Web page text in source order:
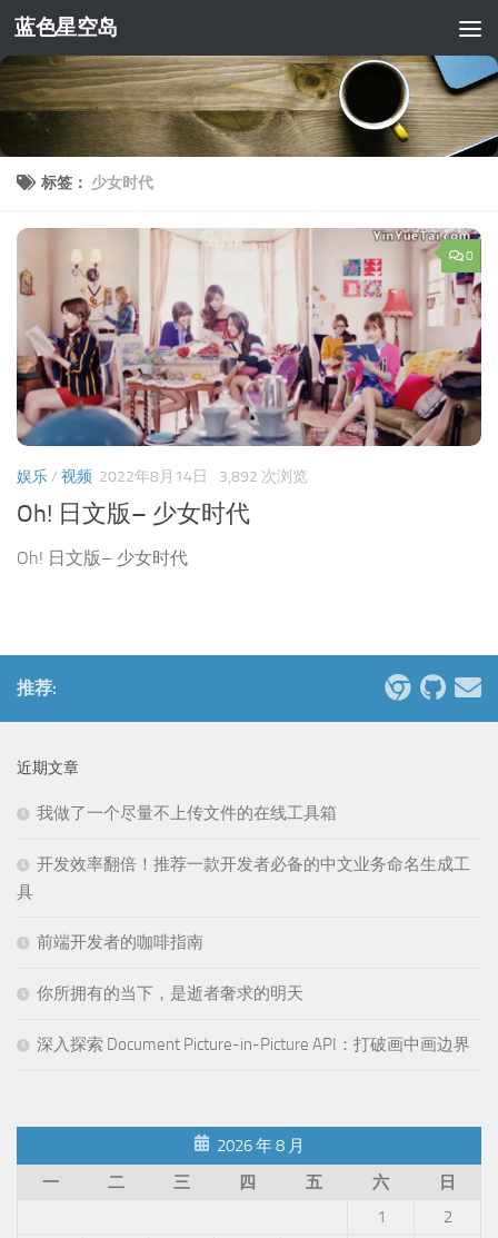
跳至内容
蓝色星空岛
标签： 少女时代
0
娱乐/ 视频 2022年8月14日 3,892 次浏览
Oh! 日文版– 少女时代
Oh! 日文版– 少女时代
推荐:
近期文章
我做了一个尽量不上传文件的在线工具箱
开发效率翻倍！推荐一款开发者必备的中文业务命名生成工
具
前端开发者的咖啡指南
你所拥有的当下，是逝者奢求的明天
深入探索 Document Picture-in-Picture API：打破画中画边界
2026 年 8 月
一
二 三 四 五 六
日
1
2